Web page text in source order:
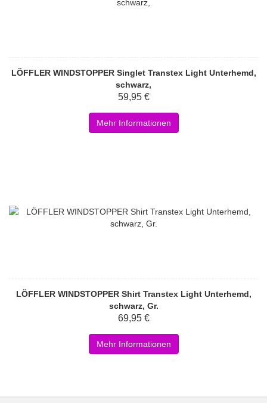
LÖFFLER WINDSTOPPER Singlet Transtex Light Unterhemd,
schwarz,
59,95 €
Mehr Informationen
LÖFFLER WINDSTOPPER Shirt Transtex Light Unterhemd,
schwarz, Gr.
69,95 €
Mehr Informationen